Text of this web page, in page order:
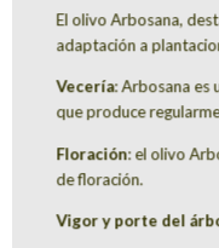
El olivo Arbosana,
adaptación a
Vecería: Arbosana es
que produce
Floración: el olivo
de floración.
Vigor y porte del